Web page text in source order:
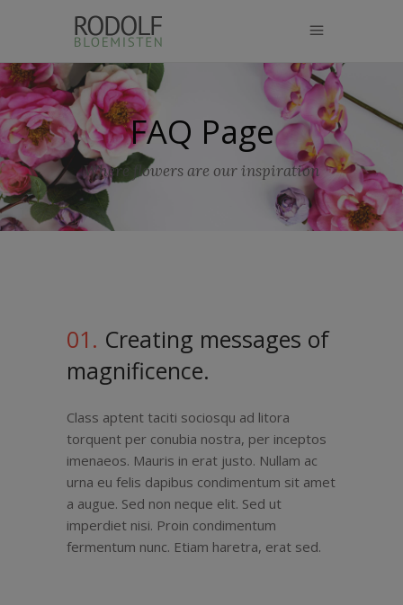
FAQ Page
Where flowers are our inspiration
01. Creating messages of
magnificence.
Class aptent taciti sociosqu ad litora
torquent per conubia nostra, per inceptos
imenaeos. Mauris in erat justo. Nullam ac
urna eu felis dapibus condimentum sit amet
a augue. Sed non neque elit. Sed ut
imperdiet nisi. Proin condimentum
fermentum nunc. Etiam haretra, erat sed.